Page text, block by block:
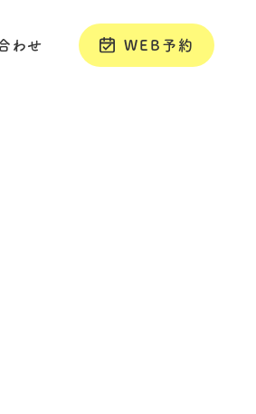
わせ WEB予約